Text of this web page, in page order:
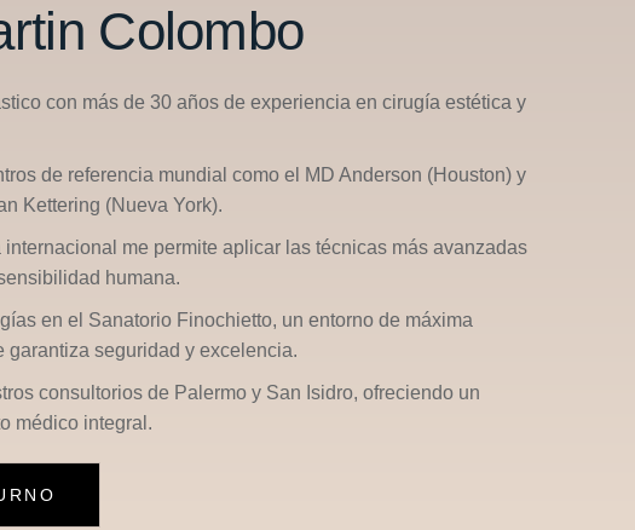
Colombo
con más de 30 años de experiencia en cirugía estética y
de referencia mundial como el MD Anderson (Houston)y
Kettering (Nueva York).
internacional me permite aplicar las técnicas más avanzadas
humana.
en el Sanatorio Finochietto, un entorno de máxima
garantiza seguridad y excelencia.
consultorios de Palermoy San Isidro, ofreciendo un
médico integral.